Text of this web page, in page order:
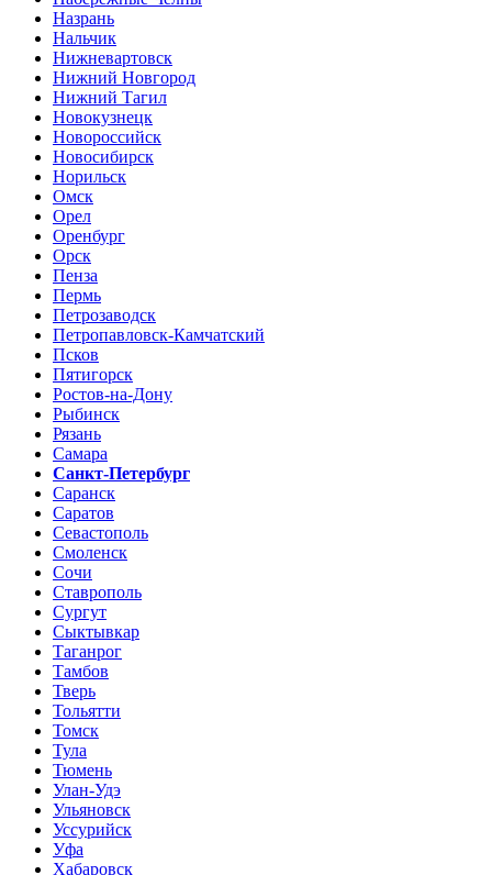
Назрань
Нальчик
Нижневартовск
Нижний Новгород
Нижний Тагил
Новокузнецк
Новороссийск
Новосибирск
Норильск
Омск
Орел
Оренбург
Орск
Пенза
Пермь
Петрозаводск
Петропавловск-Камчатский
Псков
Пятигорск
Ростов-на-Дону
Рыбинск
Рязань
Самара
Санкт-Петербург
Саранск
Саратов
Севастополь
Смоленск
Сочи
Ставрополь
Сургут
Сыктывкар
Таганрог
Тамбов
Тверь
Тольятти
Томск
Тула
Тюмень
Улан-Удэ
Ульяновск
Уссурийск
Уфа
Хабаровск